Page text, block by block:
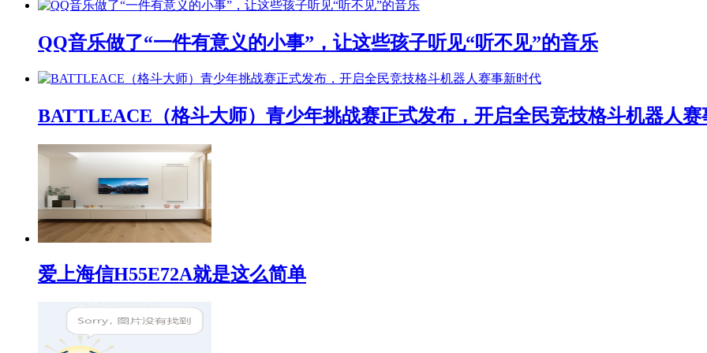
QQ音乐做了“一件有意义的小事”，让这些孩子听见“听不见”的音乐
BATTLEACE（格斗大师）青少年挑战赛正式发布，开启全民竞技格斗机器人赛
爱上海信H55E72A就是这么简单